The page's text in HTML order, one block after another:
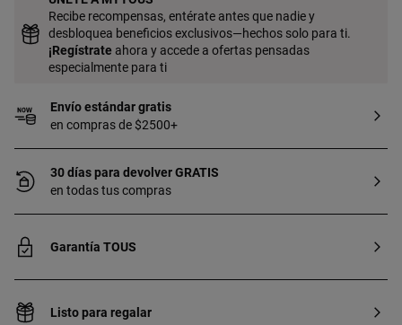
Recibe recompensas, entérate antes que nadie y
desbloquea beneficios exclusivos—hechos solo para ti.
¡Regístrate ahora y accede a ofertas pensadas
especialmente para ti
Envío estándar gratis
en compras de $2500+
30 días para devolver GRATIS
en todas tus compras
Garantía TOUS
Listo para regalar